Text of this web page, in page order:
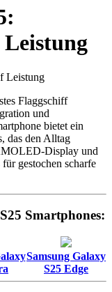
Flaggschiff
und
bietet ein
das den Alltag
Display und
gestochen scharfe
Smartphones:
Samsung Galaxy
S25 Edge